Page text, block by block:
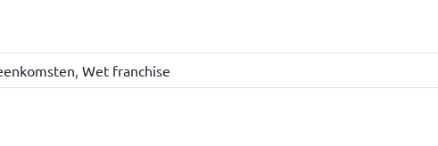
, Wet franchise